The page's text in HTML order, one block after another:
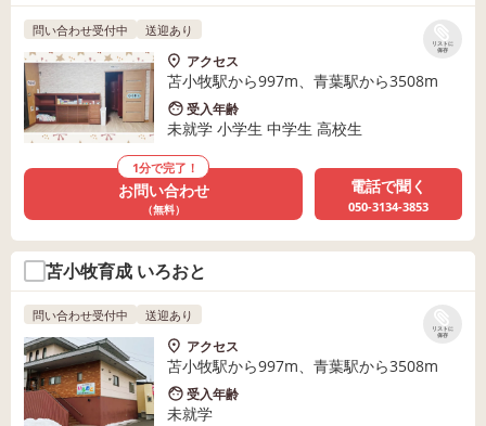
リストに
保存
問い合わせ受付中 送迎あり
アクセス
苫小牧駅から997m、青葉駅から3508m
受入年齢
未就学 小学生 中学生 高校生
1分で完了！
お問い合わせ
（無料）
電話で聞く
050-3134-3853
苫小牧育成 いろおと
リストに
保存
問い合わせ受付中 送迎あり
アクセス
苫小牧駅から997m、青葉駅から3508m
受入年齢
未就学